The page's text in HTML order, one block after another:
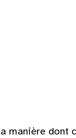
manière dont